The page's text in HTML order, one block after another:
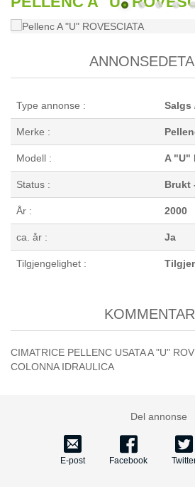
Type annonse : Salgs
Merke :
Modell : A "U"
Status : Brukt
År : 2000
ca. år : Ja
Tilgjengelighet :
CIMATRICE PELLENC USATA A "U"
COLONNA IDRAULICA
Del annonse
E-post Facebook